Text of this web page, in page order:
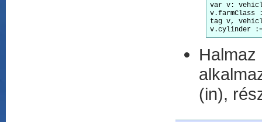
var v:
tag v,
(in),